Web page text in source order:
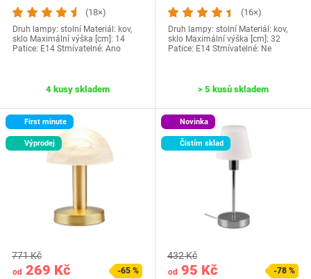
(18×)
Druh lampy: stolní Materiál: kov,
sklo Maximální výška [cm]: 14
Patice: E14 Stmívatelné: Ano
4 kusy skladem
(16×)
Druh lampy: stolní Materiál: kov,
sklo Maximální výška [cm]: 32
Patice: E14 Stmívatelné: Ne
> 5 kusů skladem
First minute
Výprodej
od 269 Kč
771 Kč
-65 %
Novinka
Čistím sklad
od 95 Kč
432 Kč
-78 %